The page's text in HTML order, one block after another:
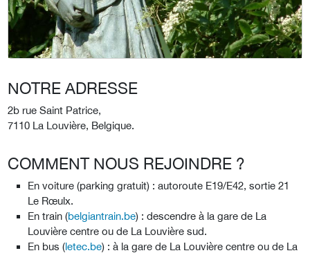
NOTRE ADRESSE
2b rue Saint Patrice,
7110 La Louvière, Belgique.
COMMENT NOUS REJOINDRE ?
En voiture (parking gratuit) : autoroute E19/E42, sortie 21
Le Rœulx.
En train (belgiantrain.be) : descendre à la gare de La
Louvière centre ou de La Louvière sud.
En bus (letec.be) : à la gare de La Louvière centre ou de La